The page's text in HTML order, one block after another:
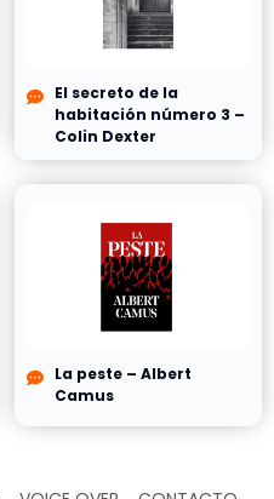
El secreto de la
habitación número 3 –
Colin Dexter
La peste – Albert
Camus